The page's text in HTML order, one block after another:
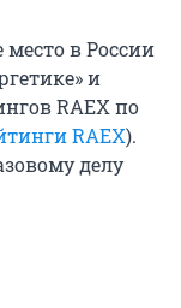
в России
и
RAEX по
RAEX).
делу